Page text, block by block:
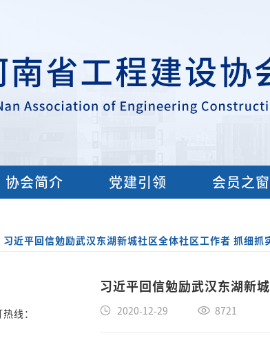
协会简介 党建引领 会员之窗
习近平回信勉励武汉东湖新城社区全体社区工作者 抓细
线：
习近平回信勉励武汉东湖新
2020-12-29 8721